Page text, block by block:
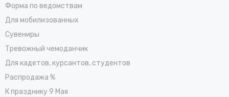
Форма по ведомствам
Для мобилизованных
Сувениры
Тревожный чемоданчик
Для кадетов, курсантов, студентов
Распродажа %
К празднику 9 Мая